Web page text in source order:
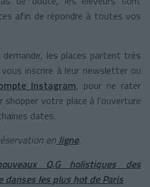
afin de répondre à toutes vos
les places partent très
inscrire à leur newsletter ou
Instagram, pour ne rater
votre place à l’ouverture
dates.
en ligne.
Q.G holistiques des
danses les plus hot de Paris